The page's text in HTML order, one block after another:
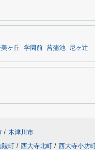
ヶ丘 学園前 菖蒲池 尼ヶ辻
/ 木津川市
陵町 / 西大寺北町 / 西大寺小坊